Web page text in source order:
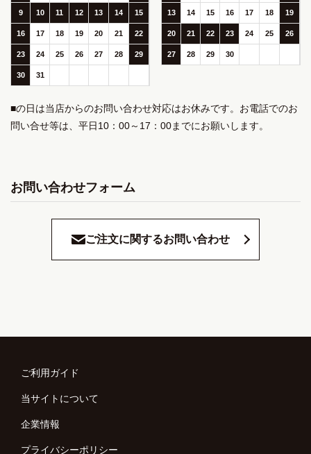
9 10 11 12 13 14 15
16 17 18 19 20 21 22
23 24 25 26 27 28 29
30 31
13 14 15 16 17 18 19
20 21 22 23 24 25 26
27 28 29 30
■の日は当店からのお問い合わせ対応はお休みです。お電話でのお
問い合せ等は、平日10：00～17：00までにお願いします。
お問い合わせフォーム
ご注文に関するお問い合わせ
ご利用ガイド
当サイトについて
企業情報
プライバシーポリシー